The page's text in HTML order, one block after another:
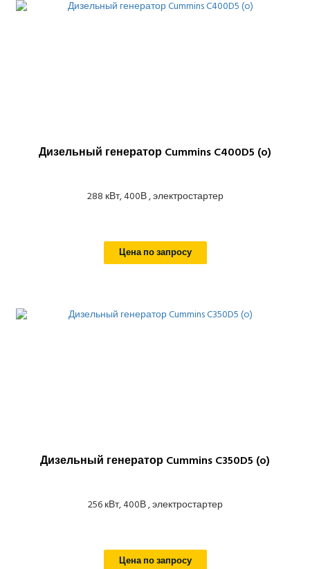
Дизельный генератор Cummins C400D5 (o)
288 кВт, 400В , электростартер
Цена по запросу
Дизельный генератор Cummins C350D5 (o)
256 кВт, 400В , электростартер
Цена по запросу